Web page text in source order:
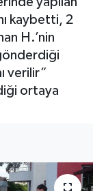
kaybetti, 2
H.’nin
verilir”
ortaya